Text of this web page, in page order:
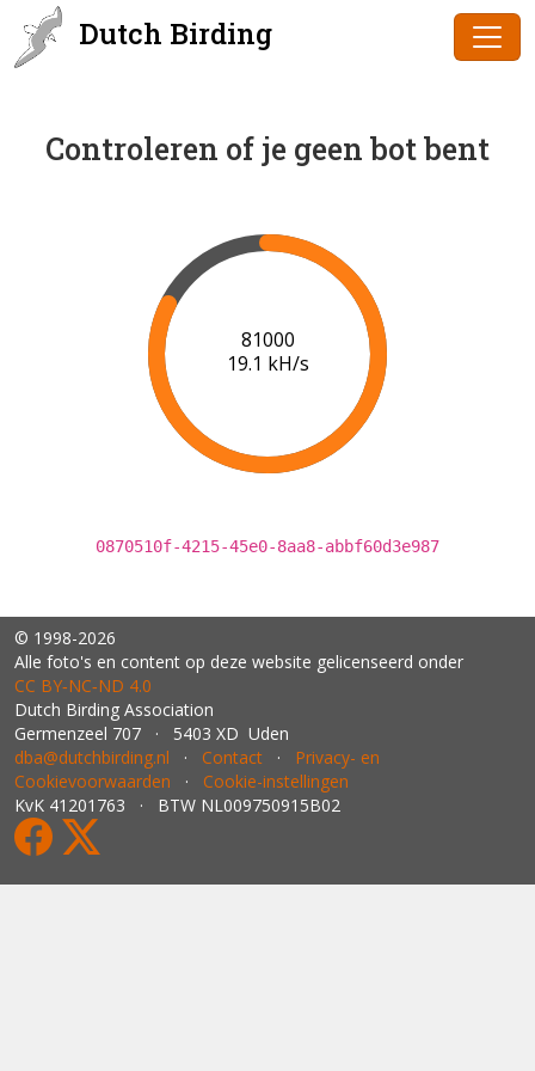
Dutch Birding
Controleren of je geen bot bent
83000
19.2 kH/s
0870510f-4215-45e0-8aa8-abbf60d3e987
© 1998-2026
Alle foto's en content op deze website gelicenseerd onder
CC BY‑NC‑ND 4.0
Dutch Birding Association
Germenzeel 707 · 5403 XD Uden
dba@dutchbirding.nl · Contact · Privacy- en
Cookievoorwaarden · Cookie-instellingen
KvK 41201763 · BTW NL009750915B02